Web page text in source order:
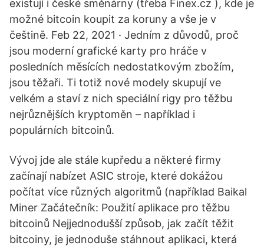
existují i české směnárny (třeba Finex.cz ), kde je
možné bitcoin koupit za koruny a vše je v
češtině. Feb 22, 2021 · Jedním z důvodů, proč
jsou moderní grafické karty pro hráče v
posledních měsících nedostatkovým zbožím,
jsou těžaři. Ti totiž nové modely skupují ve
velkém a staví z nich speciální rigy pro těžbu
nejrůznějších kryptoměn – například i
populárních bitcoinů.
Vývoj jde ale stále kupředu a některé firmy
začínají nabízet ASIC stroje, které dokážou
počítat více různých algoritmů (například Baikal
Miner Začátečník: Použití aplikace pro těžbu
bitcoinů Nejjednodušší způsob, jak začít těžit
bitcoiny, je jednoduše stáhnout aplikaci, která